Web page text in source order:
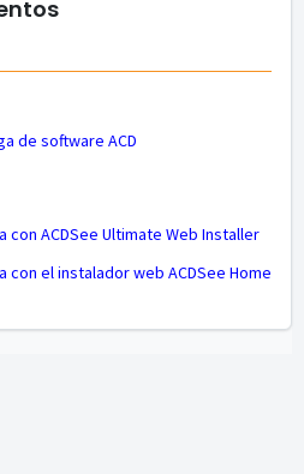
de software ACD
ACDSee Ultimate Web Installer
el instalador web ACDSee Home